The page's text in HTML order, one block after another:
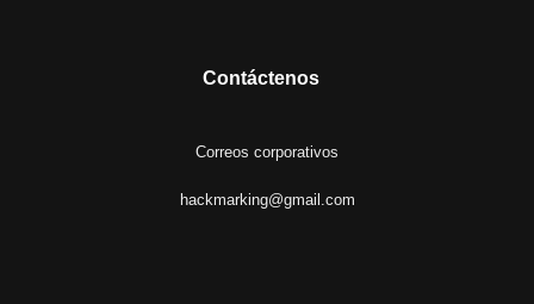
Contáctenos
Correos corporativos
hackmarking@gmail.com